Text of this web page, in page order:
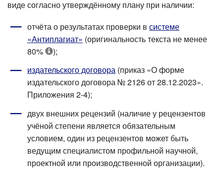
виде согласно утверждённому плану при наличии:
отчёта о результатах проверки в системе
«Антиплагиат» (оригинальность текста не менее
80%
);
издательского договора (приказ «О форме
издательского договора № 2126 от 28.12.2023».
Приложения 2-4);
двух внешних рецензий (наличие у рецензентов
учёной степени является обязательным
условием, один из рецензентов может быть
ведущим специалистом профильной научной,
проектной или производственной организации).